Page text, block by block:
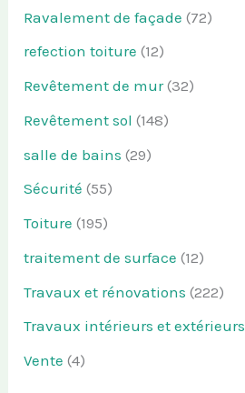
Ravalement de façade (72)
refection toiture (12)
Revêtement de mur(32)
Revêtement sol (148)
salle de bains (29)
Sécurité (55)
Toiture (195)
traitement de surface (12)
Travaux et rénovations (222)
Travaux intérieurs et extérieurs
Vente (4)